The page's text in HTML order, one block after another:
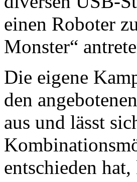
einen Roboter
Monster“
Die eigene
den
aus und lässt
entschieden